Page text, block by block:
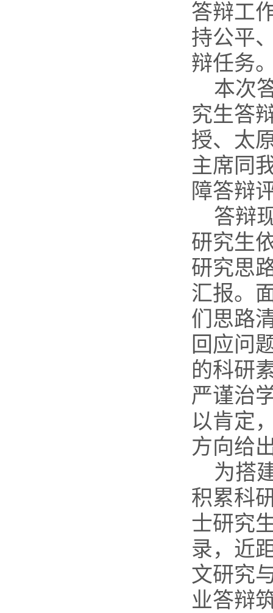
答辩工
持公平
辩任务
本次
究生答
授、太
主席同
障答辩
答辩
研究生
研究思
汇报。
们思路
回应问
的科研
严谨治
以肯定
方向给
为搭
积累科
士研究
录，近
文研究
业答辩